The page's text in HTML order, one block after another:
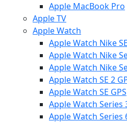
Apple MacBook Pro
Apple TV
Apple Watch
Apple Watch Nike
Apple Watch Nike
Apple Watch Nike
Apple Watch SE 2
Apple Watch SE GPS
Apple Watch Series
Apple Watch Series